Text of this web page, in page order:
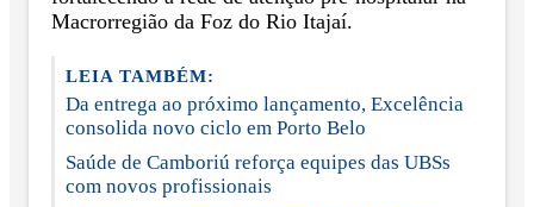
Macrorregião da Foz do Rio Itajaí.
LEIA TAMBÉM:
Da entrega ao próximo lançamento, Excelência
consolida novo ciclo em Porto Belo
Saúde de Camboriú reforça equipes das UBSs
com novos profissionais